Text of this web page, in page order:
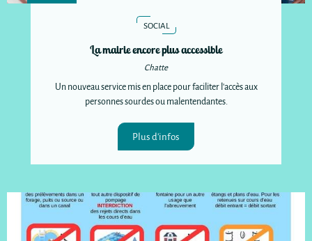
SOCIAL
La mairie encore plus accessible
Chatte
Un nouveau service mis en place pour faciliter l'accès aux
personnes sourdes ou malentendantes.
Plus d'infos